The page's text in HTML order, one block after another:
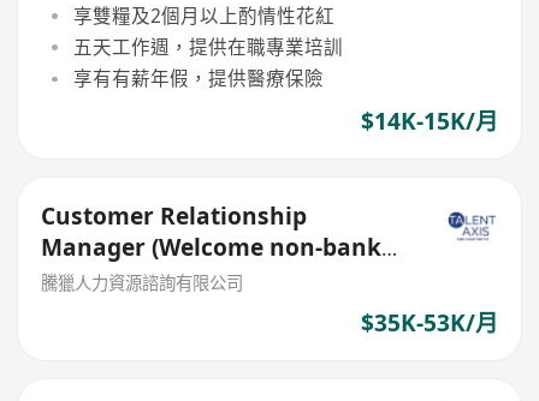
享雙糧及2個月以上酌情性花紅
五天工作週，提供在職專業培訓
享有有薪年假，提供醫療保險
$14K-15K/月
Customer Relationship
Manager (Welcome non-bank
sales person)
騰獵人力資源諮詢有限公司
$35K-53K/月